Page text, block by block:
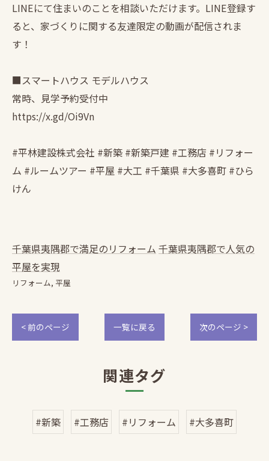
LINEにて住まいのことを相談いただけます。LINE登録す
ると、家づくりに関する友達限定の動画が配信されま
す！
■スマートハウス モデルハウス
常時、見学予約受付中
https://x.gd/Oi9Vn
#平林建設株式会社 #新築 #新築戸建 #工務店 #リフォー
ム #ルームツアー #平屋 #大工 #千葉県 #大多喜町 #ひら
けん
千葉県夷隅郡で満足のリフォーム 千葉県夷隅郡で人気の
平屋を実現
リフォーム 平屋
< 前のページ 一覧に戻る 次のページ >
関連タグ
#新築 #工務店 #リフォーム #大多喜町